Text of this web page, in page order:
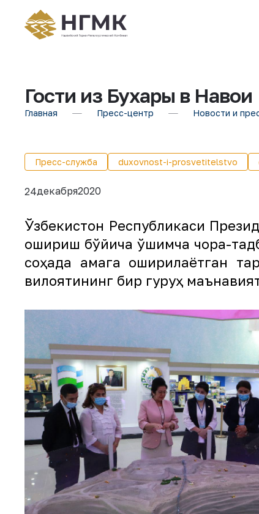
Гости из Бухары в Навои
Главная Пресс-центр Новости и
Пресс-служба duxovnost-i-prosvetitelstvo
24декабря2020
Ўзбекистон Республикаси
ошириш бўйича қўшимча чора-
соҳада амага оширилаётган
вилоятининг бир гуруҳ